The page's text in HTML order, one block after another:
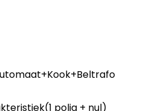
polig + nul)